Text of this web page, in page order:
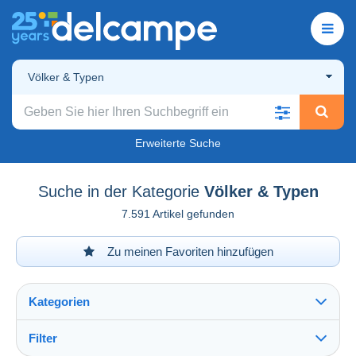
Völker & Typen
Erweiterte Suche
Suche in der Kategorie Völker & Typen
7.591 Artikel gefunden
Zu meinen Favoriten hinzufügen
Kategorien
Filter